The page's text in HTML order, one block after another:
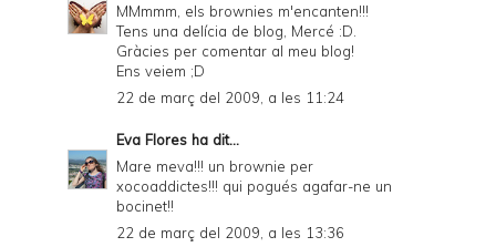
MMmmm, els brownies m'encanten!!!
Tens una delícia de blog, Mercé :D.
Gràcies per comentar al meu blog!
Ens veiem ;D
22 de març del 2009, a les 11:24
Eva Flores ha dit...
Mare meva!!! un brownie per
xocoaddictes!!! qui pogués agafar-ne un
bocinet!!
22 de març del 2009, a les 13:36